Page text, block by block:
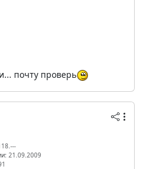
почту проверь
21.09.2009